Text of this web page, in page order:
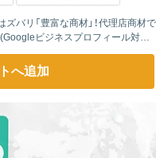
(Googleビジネスプロフィール対
へ追加